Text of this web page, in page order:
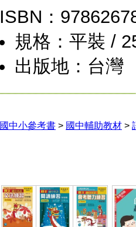
ISBN：
規格：平裝 /
出版地：台灣
國中小參考書 > 國中輔助教材 >